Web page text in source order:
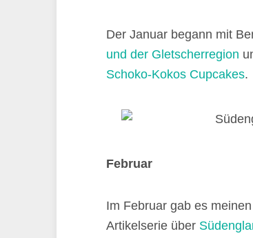
Der Januar begann mit
und der Gletscherregion
Schoko-Kokos Cupcakes.
Februar
Im Februar gab es meinen
Artikelserie über